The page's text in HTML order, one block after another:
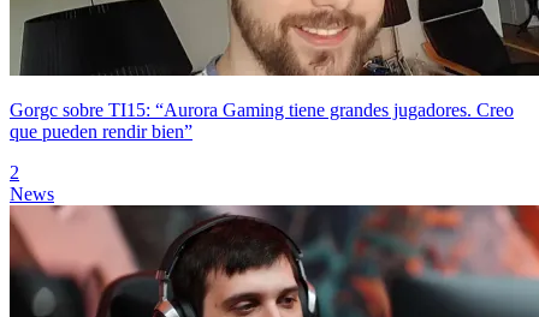
Gorgc sobre TI15: “Aurora Gaming tiene grandes jugadores. Creo
que pueden rendir bien”
2
News